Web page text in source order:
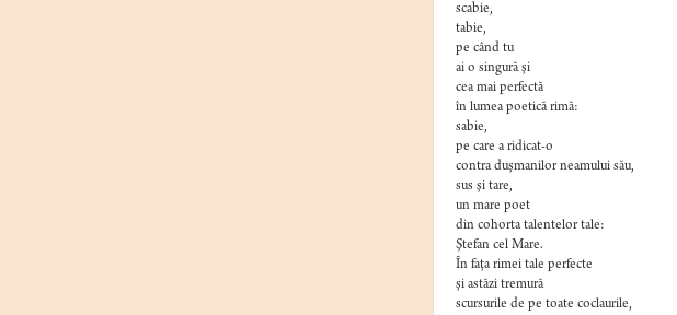
scabie,
tabie,
pe când tu
ai o singură şi
cea mai perfectă
în lumea poetică rimă:
sabie,
pe care a ridicat-o
contra duşmanilor neamului său,
sus şi tare,
un mare poet
din cohorta talentelor tale:
Ştefan cel Mare.
În faţa rimei tale perfecte
şi astăzi tremură
scursurile de pe toate coclaurile,